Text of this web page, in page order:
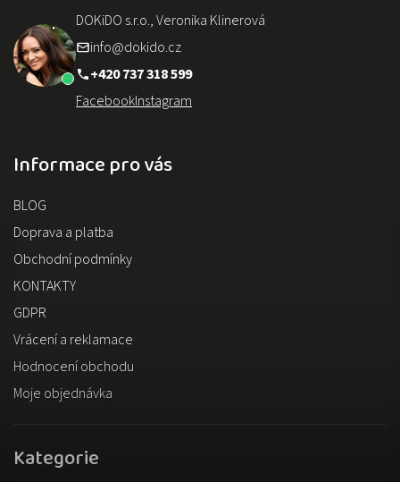
Kategorie
Informace pro vás
BLOG
Doprava a platba
Obchodní podmínky
KONTAKTY
GDPR
Vrácení a reklamace
Hodnocení obchodu
Moje objednávka
DOKiDO s.r.o., Veronika Klinerová
info@dokido.cz
+420 737 318 599
FacebookInstagram